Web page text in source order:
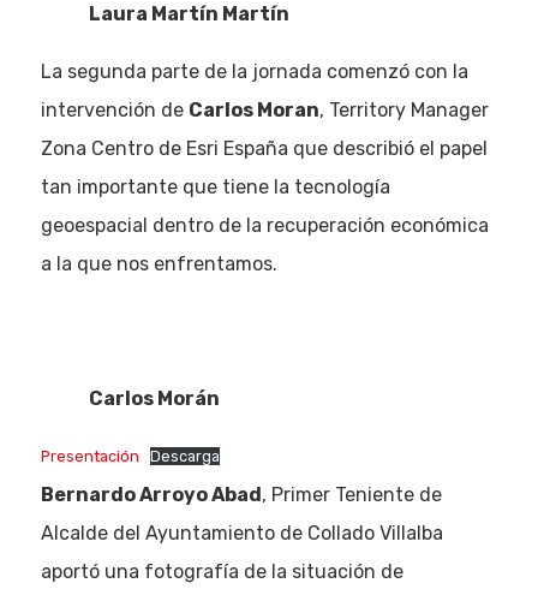
Laura Martín Martín
La segunda parte de la jornada comenzó con la
intervención de Carlos Moran, Territory Manager
Zona Centro de Esri España que describió el papel
tan importante que tiene la tecnología
geoespacial dentro de la recuperación económica
a la que nos enfrentamos.
Carlos Morán
Presentación Descarga
Bernardo Arroyo Abad, Primer Teniente de
Alcalde del Ayuntamiento de Collado Villalba
aportó una fotografía de la situación de